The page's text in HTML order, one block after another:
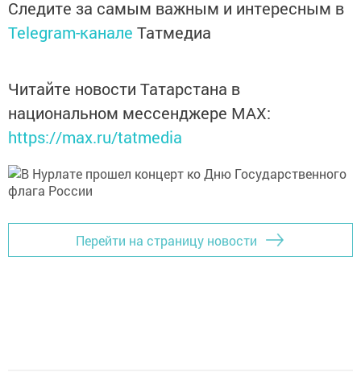
Следите за самым важным и интересным в
Telegram-канале Татмедиа
Читайте новости Татарстана в
национальном мессенджере MАХ:
https://max.ru/tatmedia
Перейти на страницу новости